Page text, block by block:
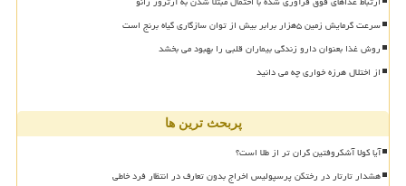
سرعت گرمایش زمین ۵هزار برابر بیش از توان سازگاری گیاه برنج است
روش غذا بعنوان دارو زندگی بیماران قلبی را بهبود می بخشد
از اختلال هرزه خواری چه می دانید
پربحث ترین ها
آیا کولا آشکروفتین گران تر از طلا است؟
هشدار تارتار در رختکن پرسپولیس اخراج بدون تعارف در انتظار فرد خاطی